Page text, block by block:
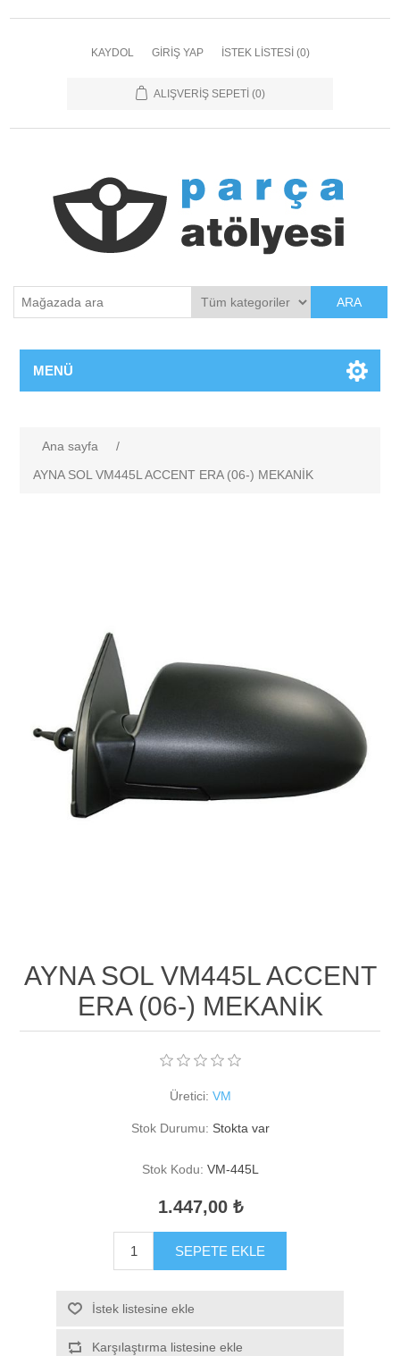
KAYDOL GIRIŞ YAP İSTEK LISTESI (0)
ALIŞVERIŞ SEPETI (0)
ARA
MENÜ
Ana sayfa
/
AYNA SOL VM445L ACCENT ERA (06-) MEKANİK
AYNA SOL VM445L ACCENT
ERA (06-) MEKANİK
Üretici: VM
Stok Durumu: Stokta var
Stok Kodu: VM-445L
1.447,00 ₺
SEPETE EKLE
İstek listesine ekle
Karşılaştırma listesine ekle